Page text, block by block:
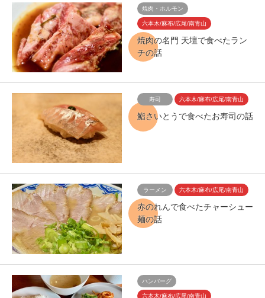
焼肉・ホルモン
六本木/麻布/広尾/南青山
焼肉の名門 天壇で食べたラン
チの話
寿司 六本木/麻布/広尾/南青山
鮨さいとうで食べたお寿司の話
ラーメン 六本木/麻布/広尾/南青山
赤のれんで食べたチャーシュー
麺の話
ハンバーグ
六本木/麻布/広尾/南青山